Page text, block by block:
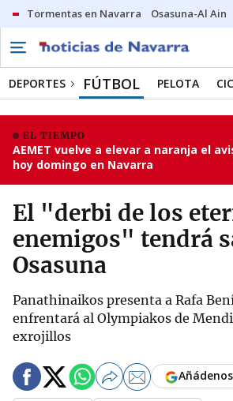
Tormentas en Navarra Osasuna-Al Ain
DEPORTES FÚTBOL PELOTA
EL TIEMPO
AEMET vuelve a elevar a naranja el
hoy domingo en Navarra
El "derbi de los
enemigos" tendrá
Osasuna
Panathinaikos presenta a Rafa
enfrentará al Olympiakos de
exrojillos